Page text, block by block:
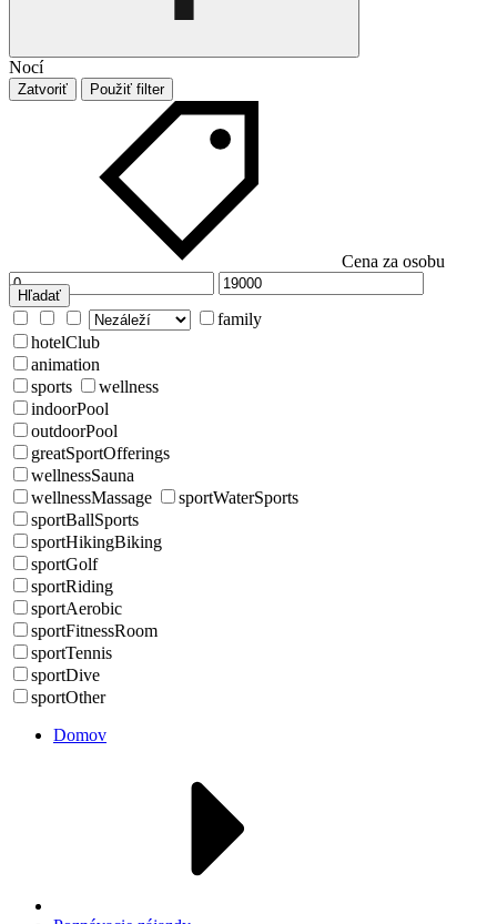
Nocí
Zatvoriť Použiť filter
Cena za osobu
Hľadať
family
hotelClub
animation
sports
wellness
indoorPool
outdoorPool
greatSportOfferings
wellnessSauna
wellnessMassage
sportWaterSports
sportBallSports
sportHikingBiking
sportGolf
sportRiding
sportAerobic
sportFitnessRoom
sportTennis
sportDive
sportOther
Domov